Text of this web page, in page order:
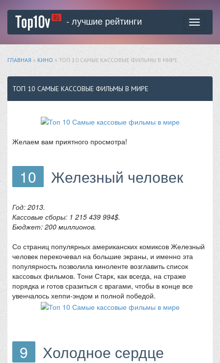
Toggle
- лучшие рейтинги
ГЛАВНАЯ »КИНО» ТОП 10 САМЫЕ КАССОВЫЕ ФИЛЬМЫ В МИРЕ
ТОП 10 САМЫЕ КАССОВЫЕ ФИЛЬМЫ В МИРЕ
Желаем вам приятного просмотра!
10 Железный человек
Год: 2013.
Кассовые сборы: 1 215 439 994$.
Бюджет: 200 миллионов.
Со страниц популярных американских комиксов Железный
человек перекочевал на большие экраны, и именно эта
популярность позволила киноленте возглавить список
кассовых фильмов. Тони Старк, как всегда, на страже
порядка и готов сразиться с врагами, чтобы в конце все
увенчалось хеппи-эндом и полной победой.
9 Холодное сердце